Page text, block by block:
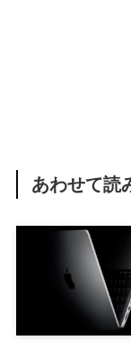
あわせて読